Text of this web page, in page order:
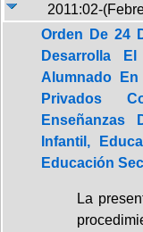
2011:02-
Orden De 24
Desarrolla
Alumnado
Privados
Enseñanzas
Infantil,
Educación
La